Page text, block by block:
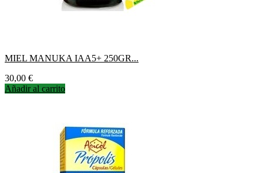
MIEL MANUKA IAA5+ 250GR...
Precio
30,00 €
Añadir al carrito